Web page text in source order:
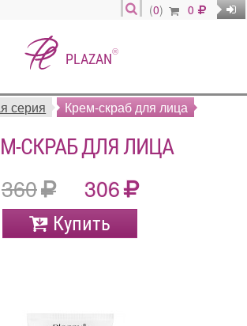
(0) 0
PLAZAN®
серия Крем-скраб для лица
СКРАБ ДЛЯ ЛИЦА
360 306
Купить